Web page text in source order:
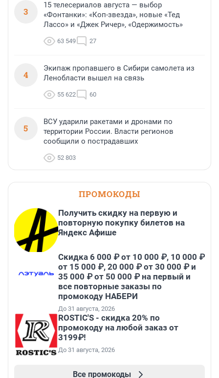
3
15 телесериалов августа — выбор
«Фонтанки»: «Коп-звезда», новые «Тед
Лассо» и «Джек Ричер», «Одержимость»
63 549 27
4
Экипаж пропавшего в Сибири самолета из
Ленобласти вышел на связь
55 622 60
5
ВСУ ударили ракетами и дронами по
территории России. Власти регионов
сообщили о пострадавших
52 803
ПРОМОКОДЫ
Получить скидку на первую и
повторную покупку билетов на
Яндекс Афише
Скидка 6 000 ₽ от 10 000 ₽, 10 000 ₽
от 15 000 ₽, 20 000 ₽ от 30 000 ₽ и
35 000 ₽ от 50 000 ₽ на первый и
все повторные заказы по
промокоду НАБЕРИ
До 31 августа, 2026
ROSTIC'S - скидка 20% по
промокоду на любой заказ от
3199₽!
До 31 августа, 2026
Все промокоды